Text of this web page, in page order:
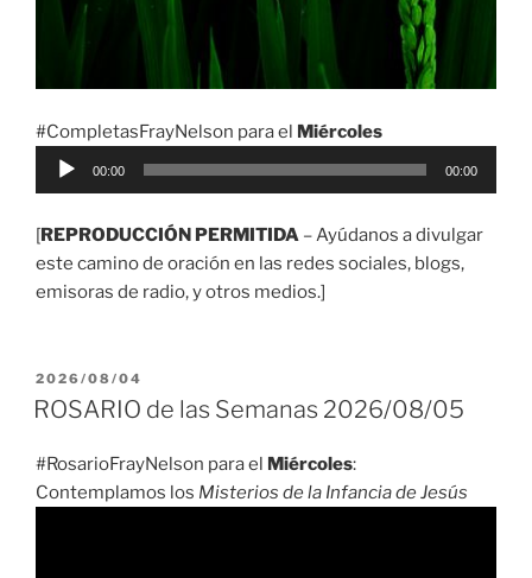
#CompletasFrayNelson para el Miércoles
Reproductor
00:00 00:00
[REPRODUCCIÓN PERMITIDA – Ayúdanos a divulgar
este camino de oración en las redes sociales, blogs,
emisoras de radio, y otros medios.]
PUBLICADO
EL
2026/08/04
ROSARIO de las Semanas 2026/08/05
#RosarioFrayNelson para el Miércoles:
Contemplamos los Misterios de la Infancia de Jesús